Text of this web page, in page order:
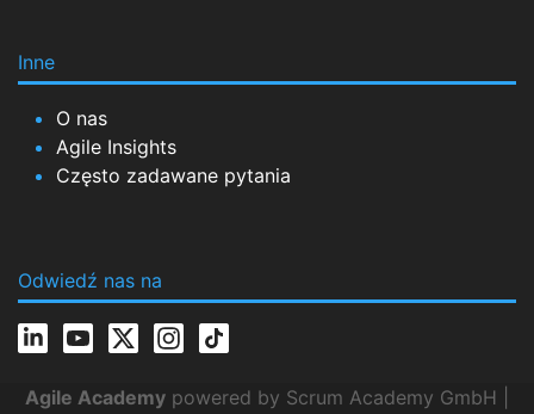
Inne
O nas
Agile Insights
Często zadawane pytania
Odwiedź nas na
Agile Academy powered by Scrum Academy GmbH |